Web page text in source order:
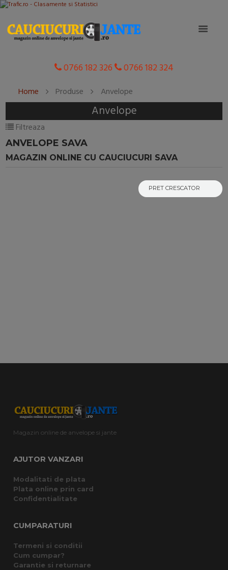
0766 182 326 0766 182 324
Home Produse Anvelope
Anvelope
Filtreaza
ANVELOPE SAVA
MAGAZIN ONLINE CU CAUCIUCURI SAVA
Magazin online de anvelope si jante
AJUTOR VANZARI
Modalitati de plata
Plata online prin card
Confidentialitate
CUMPARATURI
Termeni si conditii
Cum cumpar?
Garantie si returnare